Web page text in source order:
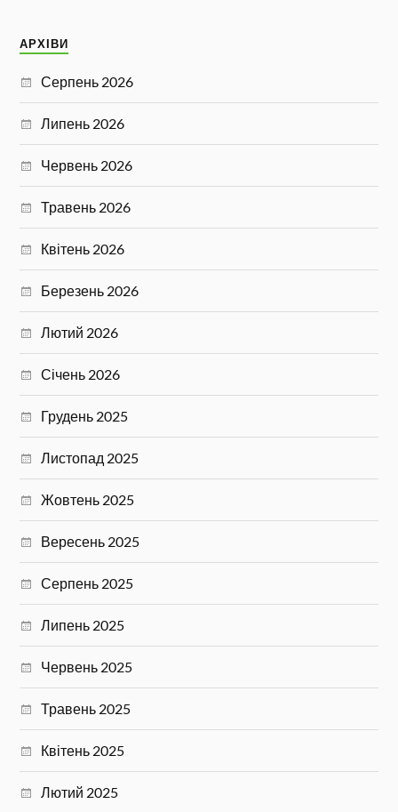
АРХІВИ
Серпень 2026
Липень 2026
Червень 2026
Травень 2026
Квітень 2026
Березень 2026
Лютий 2026
Січень 2026
Грудень 2025
Листопад 2025
Жовтень 2025
Вересень 2025
Серпень 2025
Липень 2025
Червень 2025
Травень 2025
Квітень 2025
Лютий 2025